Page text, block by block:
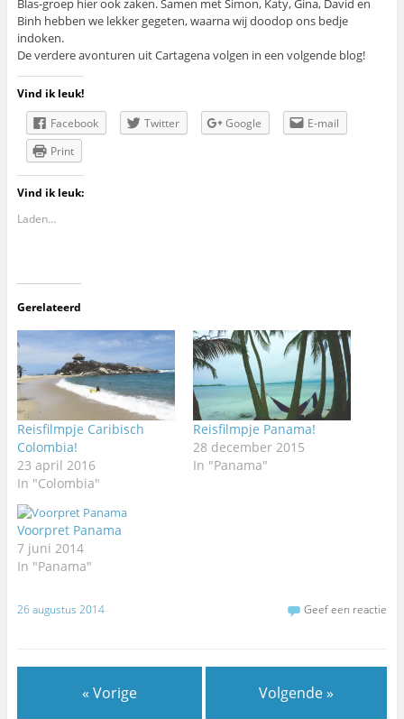
Blas-groep hier ook zaken. Samen met Simon, Katy, Gina, David en
Binh hebben we lekker gegeten, waarna wij doodop ons bedje
indoken.
De verdere avonturen uit Cartagena volgen in een volgende blog!
Vind ik leuk!
Facebook
Twitter Google
E-mail
Print
Vind ik leuk:
Laden…
Gerelateerd
Reisfilmpje Caribisch
Colombia!
23 april 2016
In "Colombia"
Reisfilmpje Panama!
28 december 2015
In "Panama"
Voorpret Panama
7 juni 2014
In "Panama"
26 augustus 2014 Geef een reactie
« Vorige Volgende »